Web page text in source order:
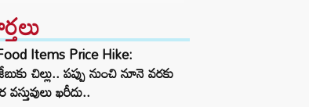
Items Price Hike:
చిల్లు.. పప్పు నుంచి నూనె వరకు
ఖరీదు..